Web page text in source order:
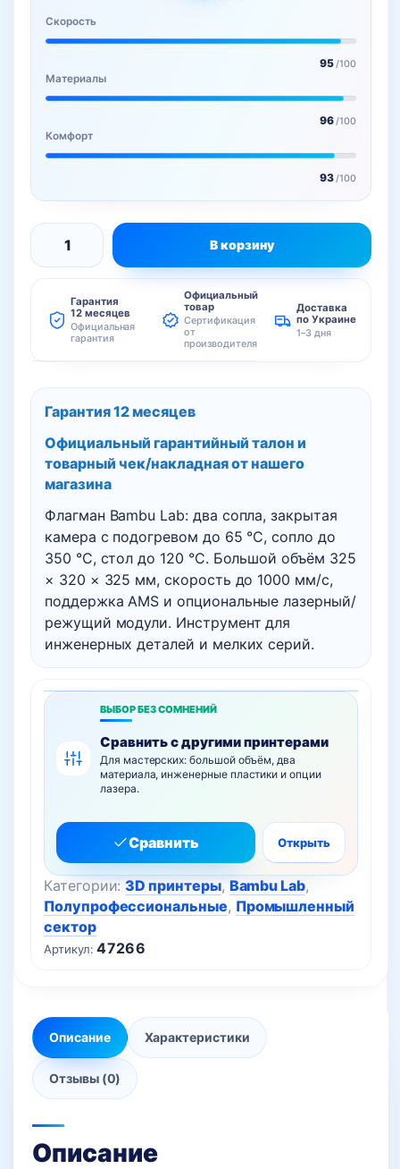
Гарантия 12 месяцев
Официальный гарантийный талон и
товарный чек/накладная от нашего
магазина
Флагман Bambu Lab: два сопла, закрытая
камера с подогревом до 65 °C, сопло до
350 °C, стол до 120 °C. Большой объём 325
× 320 × 325 мм, скорость до 1000 мм/с,
поддержка AMS и опциональные лазерный/
режущий модули. Инструмент для
инженерных деталей и мелких серий.
Скорость
95/100
Материалы
96/100
Комфорт
93/100
Количество
Bambu
Lab
принтер
В корзину
Гарантия
12 месяцев
Официальная
гарантия
Официальный
товар
Сертификация
от
производителя
Доставка
по Украине
1–3 дня
ВЫБОР БЕЗ СОМНЕНИЙ
Сравнить с другими принтерами
Для мастерских: большой объём, два
материала, инженерные пластики и опции
лазера.
Сравнить Открыть
Артикул:47266
Категории:3D принтеры, Bambu Lab,
Полупрофессиональные, Промышленный
сектор
Описание Характеристики
Отзывы (0)
Описание